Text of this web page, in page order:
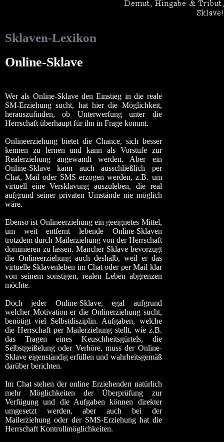
Sklaven-Lexikon
Online-Sklave
Wer als Online-Sklave den Einstieg in die reale
SM-Erziehung sucht, hat hier die Möglichkeit,
herauszufinden, ob Unterwerfung unter die
Herrschaft überhaupt für ihn in Frage kommt.
Onlineerziehung bietet die Chance, sich besser
kennen zu lernen und kann als Vorstufe zur
Realerziehung angewandt werden. Aber ein
Online-Sklave kann auch ausschließlich per
Chat, Mail oder SMS erzogen werden, z.B. um
virtuell eine Versklavung auszuleben, die real
aufgrund seiner privaten Umstände nie möglich
wäre.
Ebenso ist Onlineerziehung ein geeignetes Mittel,
um weit entfernt lebende Online-Sklaven
trotzdem durch Mailerziehung von der Herrschaft
dominieren zu lassen. Mancher Sklave bevorzugt
die Onlineerziehung auch deshalb, weil er das
virtuelle Sklavenleben im Chat oder per Mail klar
von seinem sonstigen, realen Leben abgrenzen
möchte.
Doch jeder Online-Sklave, egal aufgrund
welcher Motivation er die Onlinerziehung sucht,
benötigt viel Selbstdisziplin. Aufgaben, welche
die Herrschaft per Mailerziehung stellt, wie z.B.
das Tragen eines Keuschheitsgürtels, die
Selbstgeißelung oder Verhöre, muss der Online-
Sklave eigenständig erfüllen und wahrheitsgemäß
darüber berichten.
Im Chat stehen der online Erziehenden natürlich
mehr Möglichkeiten der Überprüfung zur
Verfügung und die Aufgaben können direkter
umgesetzt werden, aber auch bei der
Mailerziehung oder der SMS-Erziehung hat die
Herrschaft Kontrollmöglichkeiten.